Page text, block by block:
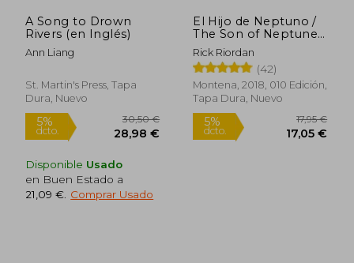
A Song to Drown
Rivers (en Inglés)
Ann Liang
St. Martin's Press, Tapa
Dura, Nuevo
Disponible Usado
en Buen Estado a
21,09 € Comprar Usado
El Hijo de Neptuno /
The Son of Neptune
= The Son of
Neptune
Rick Riordan
(42)
Montena, 2018, 010 Edición,
Tapa Dura, Nuevo